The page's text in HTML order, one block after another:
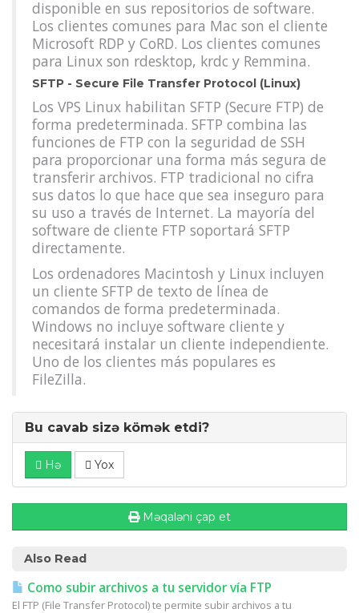
disponible en sus repositorios de software.
Los clientes comunes para Mac son el cliente
Microsoft RDP y CoRD. Los clientes comunes
para Linux son rdesktop, krdc y Remmina.
SFTP - Secure File Transfer Protocol (Linux)
Los VPS Linux habilitan SFTP (Secure FTP) de
forma predeterminada. SFTP combina las
funciones de FTP con la seguridad de SSH
para proporcionar una forma más segura de
transferir archivos. FTP tradicional no cifra
sus datos lo que hace que sea inseguro para
su uso a través de Internet. La mayoría del
software de cliente FTP soportará SFTP
directamente.
Los ordenadores Macintosh y Linux incluyen
un cliente SFTP de texto de línea de
comandos de forma predeterminada.
Windows no incluye software cliente y
necesitará instalar un cliente independiente.
Uno de los clientes más populares es
FileZilla.
Bu cavab sizə kömək etdi?
Hə Yox
Məqaləni çap et
Also Read
Como subir archivos a tu servidor vía FTP
El FTP (File Transfer Protocol) te permite subir archivos a tu